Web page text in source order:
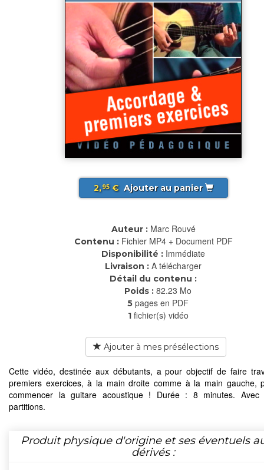
2,95€ Ajouter au panier
Auteur : Marc Rouvé
Contenu : Fichier MP4 + Document PDF
Disponibilité : Immédiate
Livraison : A télécharger
Détail du contenu :
Poids : 82.23 Mo
5 pages en PDF
1 fichier(s) vidéo
Ajouter à mes présélections
Cette vidéo, destinée aux débutants, a pour objectif de faire
premiers exercices, à la main droite comme à la main gauche,
commencer la guitare acoustique ! Durée : 8 minutes. Avec
partitions.
Produit physique d'origine et ses éventuels
dérivés :